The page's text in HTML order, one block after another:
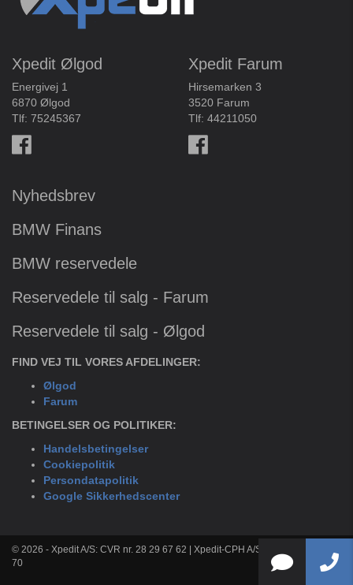
Xpedit Ølgod
Energivej 1
6870 Ølgod
Tlf: 75245367
Xpedit Farum
Hirsemarken 3
3520 Farum
Tlf: 44211050
Nyhedsbrev
BMW Finans
BMW reservedele
Reservedele til salg - Farum
Reservedele til salg - Ølgod
FIND VEJ TIL VORES AFDELINGER:
Ølgod
Farum
BETINGELSER OG POLITIKER:
Handelsbetingelser
Cookiepolitik
Persondatapolitik
Google Sikkerhedscenter
© 2026 - Xpedit A/S: CVR nr. 28 29 67 62 | Xpedit-CPH A/S: CVR nr. 33 36 80
70